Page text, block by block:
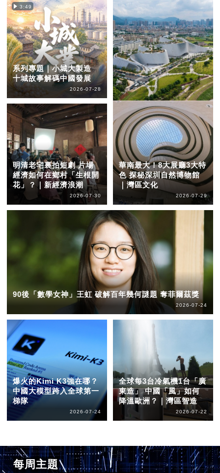
3:49
系列專題｜小城大製造
十城故事解碼中國發展
2026-07-28
明清老宅裏拍短劇 片場
經濟如何在鄉村「生根開
花」？｜新經濟浪潮
2026-07-30
華南最大！8大展廳3大特
色 探秘深圳自然博物館
｜灣區文化
2026-07-29
90後「數學女神」王虹 破解百年幾何謎題 奪菲爾茲獎
2026-07-24
爆火的Kimi K3強在哪？
中國大模型跨入全球第一
梯隊
2026-07-24
全球每3台冷氣機1台「廣
東造」 中國「風」如何
降溫歐洲？｜灣區智造
2026-07-22
每周主題